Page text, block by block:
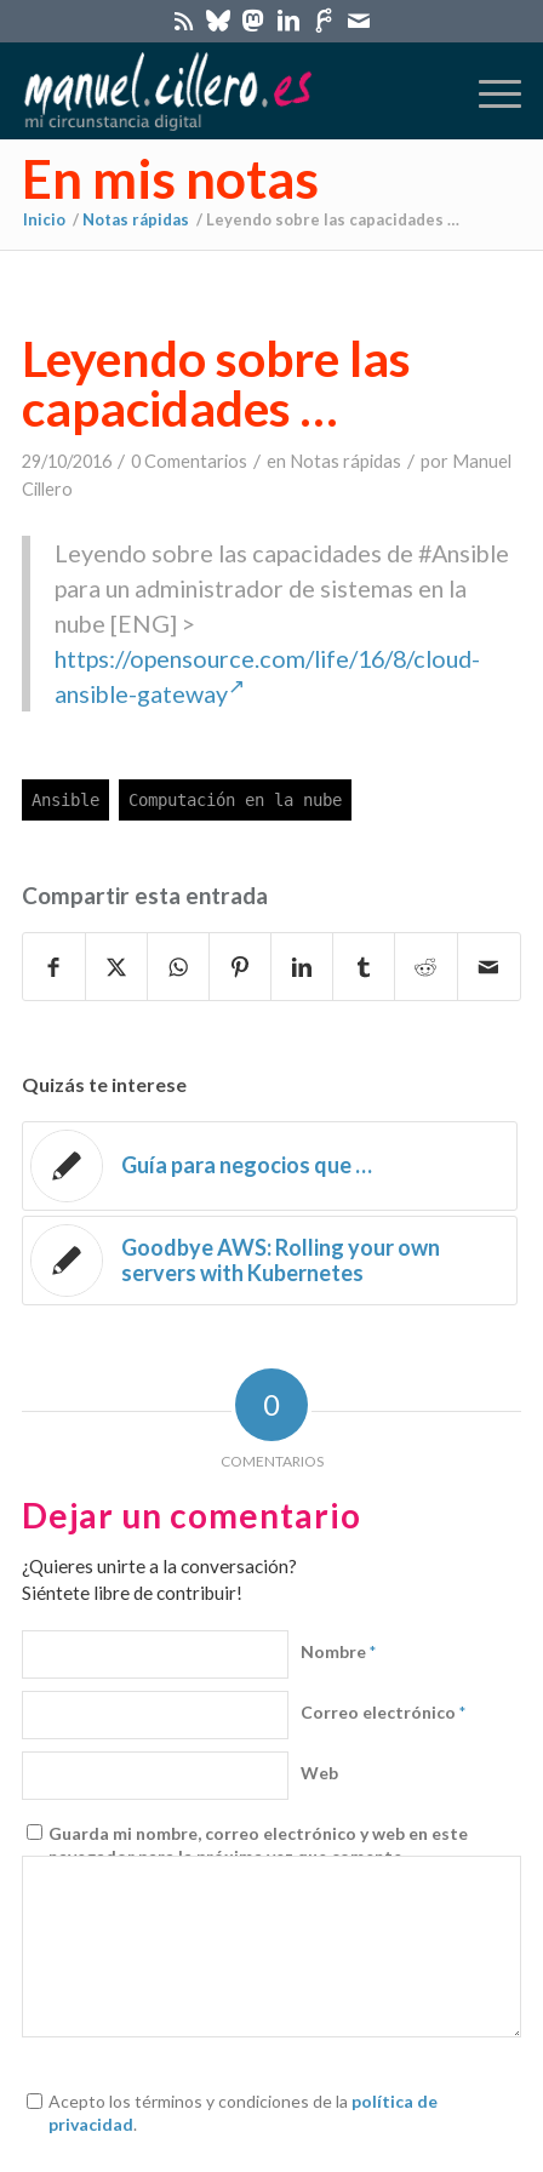
En mis notas
Inicio / Notas rápidas / Leyendo sobre las capacidades …
Leyendo sobre las
capacidades …
29/10/2016 / 0 Comentarios / en Notas rápidas / por Manuel
Cillero
Leyendo sobre las capacidades de #Ansible
para un administrador de sistemas en la
nube [ENG] >
https://opensource.com/life/16/8/cloud-
ansible-gateway
Compartir esta entrada
Quizás te interese
Guía para negocios que …
Goodbye AWS: Rolling your own
servers with Kubernetes
0
COMENTARIOS
Dejar un comentario
¿Quieres unirte a la conversación?
Siéntete libre de contribuir!
Nombre*
Correo electrónico *
Web
Guarda mi nombre, correo electrónico y web en este
navegador para la próxima vez que comente.
Acepto los términos y condiciones de la política de
privacidad.